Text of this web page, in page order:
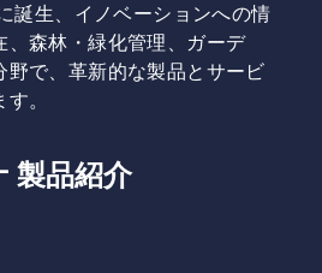
誕生、イノベーションへの情
、森林・緑化管理、ガーデ
野で、革新的な製品とサービ
。
製品紹介